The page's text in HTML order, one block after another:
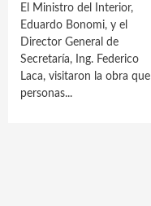
El Ministro del Interior,
Eduardo Bonomi, y el
Director General de
Secretaría, Ing. Federico
Laca, visitaron la obra que
personas...